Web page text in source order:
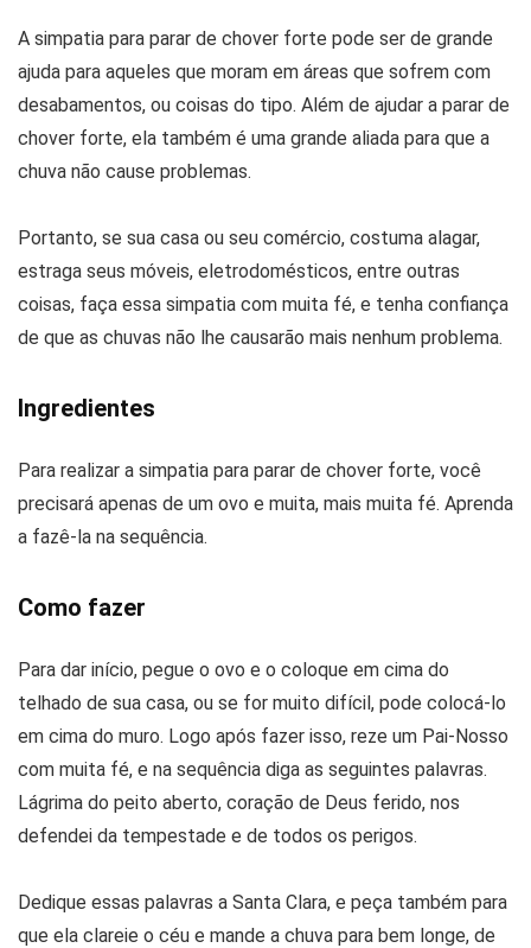
A simpatia para parar de chover forte pode ser de grande
ajuda para aqueles que moram em áreas que sofrem com
desabamentos, ou coisas do tipo. Além de ajudar a parar de
chover forte, ela também é uma grande aliada para que a
chuva não cause problemas.
Portanto, se sua casa ou seu comércio, costuma alagar,
estraga seus móveis, eletrodomésticos, entre outras
coisas, faça essa simpatia com muita fé, e tenha confiança
de que as chuvas não lhe causarão mais nenhum problema.
Ingredientes
Para realizar a simpatia para parar de chover forte, você
precisará apenas de um ovo e muita, mais muita fé. Aprenda
a fazê-la na sequência.
Como fazer
Para dar início, pegue o ovo e o coloque em cima do
telhado de sua casa, ou se for muito difícil, pode colocá-lo
em cima do muro. Logo após fazer isso, reze um Pai-Nosso
com muita fé, e na sequência diga as seguintes palavras.
Lágrima do peito aberto, coração de Deus ferido, nos
defendei da tempestade e de todos os perigos.
Dedique essas palavras a Santa Clara, e peça também para
que ela clareie o céu e mande a chuva para bem longe, de